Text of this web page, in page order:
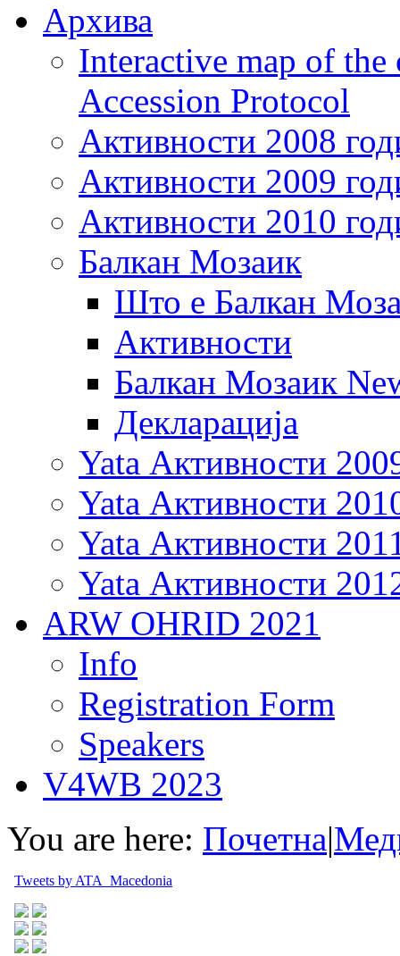
Архива
Interactive map of
Accession Protocol
Активности 2008
Активности 2009
Активности 2010
Балкан Мозаик
Што е Балкан
Активности
Балкан Мозаик
Декларација
Yata Активности
Yata Активности
Yata Активности
Yata Активности
ARW OHRID 2021
Info
Registration Form
Speakers
V4WB 2023
You are here: Почетна|
Tweets by ATA_Macedonia